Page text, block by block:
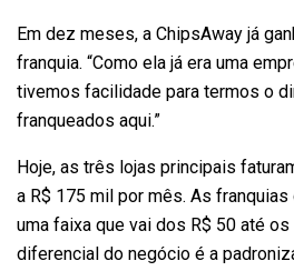
Em dez meses, a ChipsAway já
franquia. “Como ela já era uma
tivemos facilidade para termos o
franqueados aqui.”
Hoje, as três lojas principais
a R$ 175 mil por mês. As
uma faixa que vai dos R$ 50 até os
diferencial do negócio é a